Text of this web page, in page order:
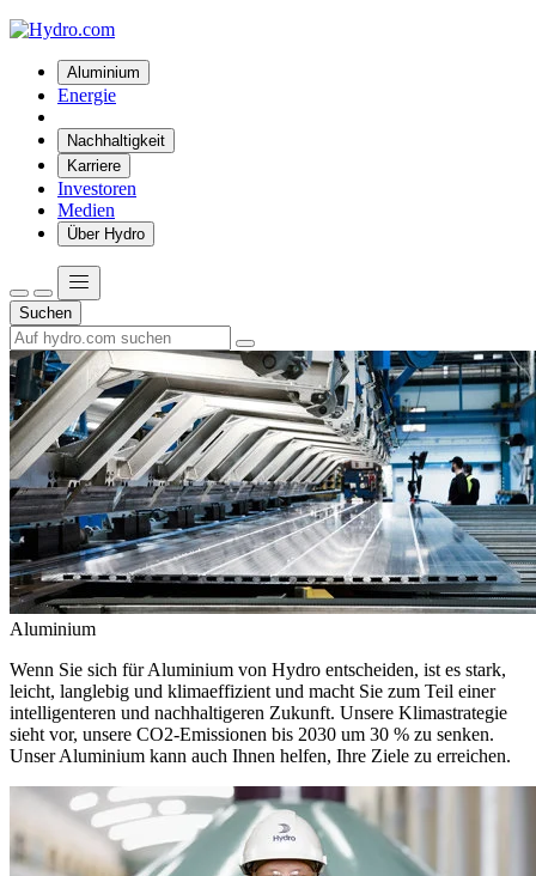
Aluminium
Energie
Nachhaltigkeit
Karriere
Investoren
Medien
Über Hydro
Suchen
Aluminium
Wenn Sie sich für Aluminium von Hydro entscheiden, ist es stark,
leicht, langlebig und klimaeffizient und macht Sie zum Teil einer
intelligenteren und nachhaltigeren Zukunft. Unsere Klimastrategie
sieht vor, unsere CO2-Emissionen bis 2030 um 30 % zu senken.
Unser Aluminium kann auch Ihnen helfen, Ihre Ziele zu erreichen.